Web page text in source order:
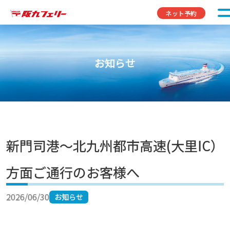
ネット予約
お知らせ
新門司港～北九州都市高速(大里IC）
方面ご通行のお客様へ
2026/06/30 お知らせ